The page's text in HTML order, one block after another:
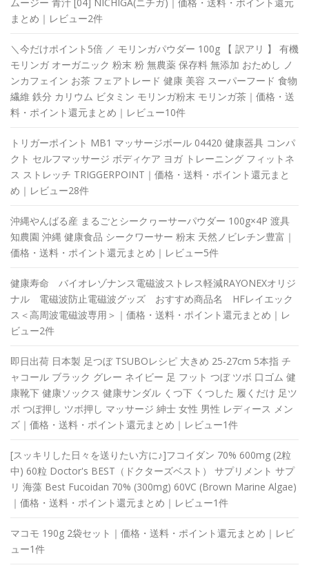
まとめ｜レビュー2件
＼今だけポイント5倍 ／ モリンガパウダー 100g 【 訳アリ 】 有機
モリンガ オーガニック 粉末 粉 無農薬 保存料 無添加 おためし ノ
ンカフェイン お茶 フェアトレード 健康 美容 スーパーフード 食物
繊維 鉄分 カリウム ビタミン モリンガ粉末 モリンガ茶｜価格・送
料・ポイント還元まとめ｜レビュー10件
トリガーポイント MB1 マッサージボール 04420 健康器具 コンパ
クト セルフマッサージ ボディケア ヨガ トレーニング フィットネ
ス ストレッチ TRIGGERPOINT｜価格・送料・ポイント還元まと
め｜レビュー28件
沖縄やんばる産 まるごとシークヮーサーパウダー 100g×4P 渡具
知農園 沖縄 健康食品 シークワーサー 粉末 天然ノビレチン豊富｜
価格・送料・ポイント還元まとめ｜レビュー5件
健康寿命 バイオレゾナンス電磁波ストレス軽減RAYONEXオリジ
ナル 電磁波防止電磁波グッズ おすすめ商品名 HFレイエック
ス＜高周波電磁波専用＞｜価格・送料・ポイント還元まとめ｜レ
ビュー2件
即日出荷 日本製 足つぼ TSUBOレシピ 大きめ 25-27cm 5本指 チ
ャコール ブラック グレー ネイビー 足 フット つぼ ツボ 口ゴム 健
康靴下 健康ソックス 健康サンダル くつ下 くつした 履くだけ 足ツ
ボ つぼ押し ツボ押し マッサージ 紳士 女性 男性 レディース メン
ズ｜価格・送料・ポイント還元まとめ｜レビュー1件
[スッキリした日々を送りたい方に♪]フコイダン 70% 600mg (2粒
中) 60粒 Doctor's BEST（ドクターズベスト） サプリメント サプ
リ 海藻 Best Fucoidan 70% (300mg) 60VC (Brown Marine Algae)
｜価格・送料・ポイント還元まとめ｜レビュー1件
マコモ 190g 2袋セット｜価格・送料・ポイント還元まとめ｜レビ
ュー1件